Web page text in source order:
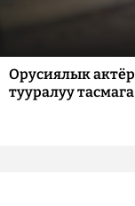
Орусиялык
тууралуу